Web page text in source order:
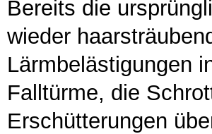
Bereits die
wieder
Lärmbelästigungen
Falltürme, die
Erschütterungen